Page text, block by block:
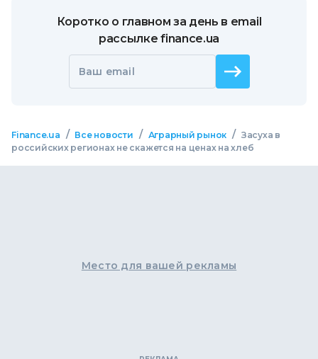
Коротко о главном за день в email
рассылке finance.ua
Ваш email
Finance.ua / Все новости / Аграрный рынок / Засуха в
российских регионах не скажется на ценах на хлеб
Место для вашей рекламы